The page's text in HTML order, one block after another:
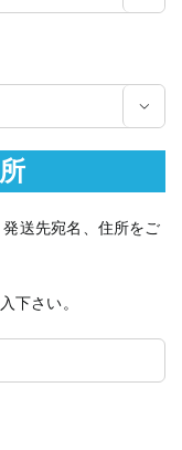

送先宛名、住所をご
下さい。